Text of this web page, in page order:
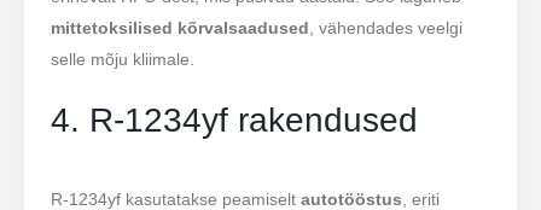
mittetoksilised kõrvalsaadused , vähendades veelgi
selle mõju kliimale.
4. R-1234yf rakendused
R-1234yf kasutatakse peamiseltautotööstus, eriti